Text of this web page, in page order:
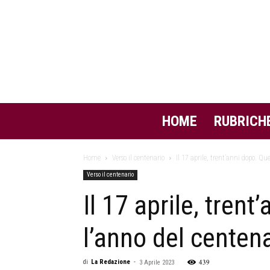
HOME
Home Verso il centenario Il 17 aprile, trent’anni dopo.
Verso il centenario
Il 17 aprile,
l’anno del
di La Redazione - 3 Aprile 2023 439